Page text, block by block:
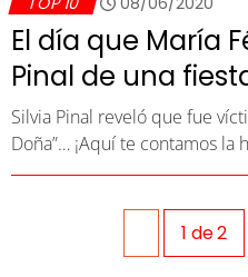
El día que María
Pinal de una
Silvia Pinal reveló que fue
Doña”… ¡Aquí te contamos la
1 de2